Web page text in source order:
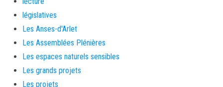
législatives
Les Anses-d'Arlet
Les Assemblées Plénières
Les espaces naturels sensibles
Les grands projets
Les projets